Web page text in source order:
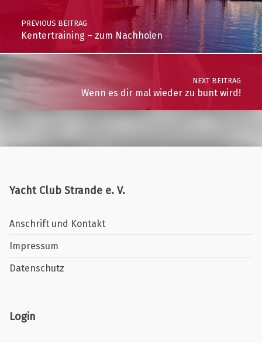
PREVIOUS BEITRAG
Kentertraining – zum Nachholen
NEXT BEITRAG
Wenn es dir mal wieder zu bunt wird!
Yacht Club Strande e. V.
Anschrift und Kontakt
Impressum
Datenschutz
Login